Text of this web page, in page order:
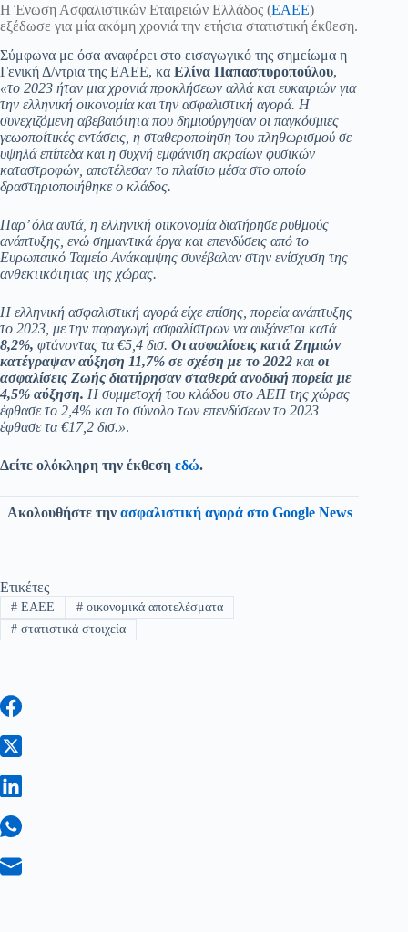
Η Ένωση Ασφαλιστικών Εταιρειών Ελλάδος (ΕΑΕΕ)
εξέδωσε για μία ακόμη χρονιά την ετήσια στατιστική έκθεση.
Σύμφωνα με όσα αναφέρει στο εισαγωγικό της σημείωμα η
Γενική Δ/ντρια της ΕΑΕΕ, κα Ελίνα Παπασπυροπούλου,
«το 2023 ήταν μια χρονιά προκλήσεων αλλά και ευκαιριών για
την ελληνική οικονομία και την ασφαλιστική αγορά. Η
συνεχιζόμενη αβεβαιότητα που δημιούργησαν οι παγκόσμιες
γεωοποίτικές εντάσεις, η σταθεροποίηση του πληθωρισμού σε
υψηλά επίπεδα και η συχνή εμφάνιση ακραίων φυσικών
καταστροφών, αποτέλεσαν το πλαίσιο μέσα στο οποίο
δραστηριοποιήθηκε ο κλάδος.
Παρ’ όλα αυτά, η ελληνική οιικονομία διατήρησε ρυθμούς
ανάπτυξης, ενώ σημαντικά έργα και επενδύσεις από το
Ευρωπαικό Ταμείο Ανάκαμψης συνέβαλαν στην ενίσχυση της
ανθεκτικότητας της χώρας.
Η ελληνική ασφαλιστική αγορά είχε επίσης, πορεία ανάπτυξης
το 2023, με την παραγωγή ασφαλίστρων να αυξάνεται κατά
8,2%, φτάνοντας τα €5,4 δισ. Οι ασφαλίσεις κατά Ζημιών
κατέγραψαν αύξηση 11,7% σε σχέση με το 2022 και οι
ασφαλίσεις Ζωής διατήρησαν σταθερά ανοδική πορεία με
4,5% αύξηση. Η συμμετοχή του κλάδου στο ΑΕΠ της χώρας
έφθασε το 2,4% και το σύνολο των επενδύσεων το 2023
έφθασε τα €17,2 δισ.».
Δείτε ολόκληρη την έκθεση εδώ.
Ακολουθήστε την ασφαλιστική αγορά στο Google News
Ετικέτες
#EAEE #οικονομικά αποτελέσματα
#στατιστικά στοιχεία